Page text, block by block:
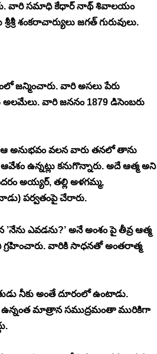
వారి సమాధి కేధార్ నాథ్ శివాలయం
శంకరాచార్యులు జగత్ గురువులు.
జన్మించారు. వారి అసలు పేరు
వారి జననం 1879 డిసెంబరు
ఆ అనుభవం వలన వారు తనలో తాను
ఉన్నట్లు కనుగొన్నారు. అదే ఆత్మ అని
అయ్యర్, తల్లి అళగమ్మ,
పర్వతంపై చేరారు.
ఎవడను?’ అనే అంశం పై తీవ్ర ఆత్మ
గ్రహించారు. వారికి సాధనతో అంతరాత్మ
నీకు అంతే దూరంలో ఉంటాడు.
ఉన్నంత మాత్రాన సముద్రమంతా మురికిగా